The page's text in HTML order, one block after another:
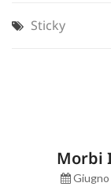
Sticky
Morbi
Giugno